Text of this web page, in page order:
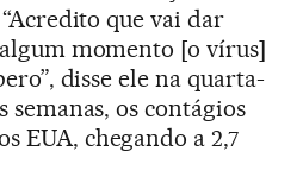
que vai dar
momento [o vírus]
disse ele na quarta-
semanas, os contágios
EUA, chegando a 2,7